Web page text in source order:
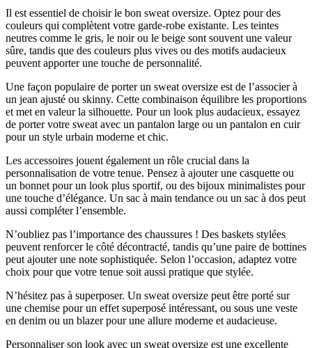
Il est essentiel de choisir le bon sweat oversize. Optez pour des
couleurs qui complètent votre garde-robe existante. Les teintes
neutres comme le gris, le noir ou le beige sont souvent une valeur
sûre, tandis que des couleurs plus vives ou des motifs audacieux
peuvent apporter une touche de personnalité.
Une façon populaire de porter un sweat oversize est de l’associer à
un jean ajusté ou skinny. Cette combinaison équilibre les proportions
et met en valeur la silhouette. Pour un look plus audacieux, essayez
de porter votre sweat avec un pantalon large ou un pantalon en cuir
pour un style urbain moderne et chic.
Les accessoires jouent également un rôle crucial dans la
personnalisation de votre tenue. Pensez à ajouter une casquette ou
un bonnet pour un look plus sportif, ou des bijoux minimalistes pour
une touche d’élégance. Un sac à main tendance ou un sac à dos peut
aussi compléter l’ensemble.
N’oubliez pas l’importance des chaussures ! Des baskets stylées
peuvent renforcer le côté décontracté, tandis qu’une paire de bottines
peut ajouter une note sophistiquée. Selon l’occasion, adaptez votre
choix pour que votre tenue soit aussi pratique que stylée.
N’hésitez pas à superposer. Un sweat oversize peut être porté sur
une chemise pour un effet superposé intéressant, ou sous une veste
en denim ou un blazer pour une allure moderne et audacieuse.
Personnaliser son look avec un sweat oversize est une excellente